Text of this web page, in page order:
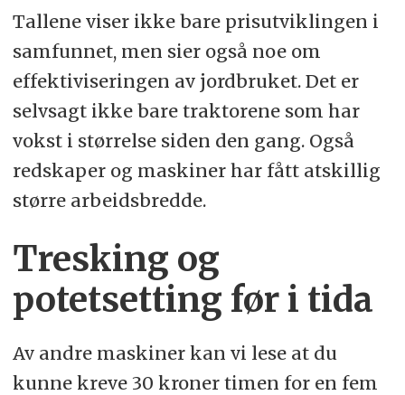
Tallene viser ikke bare prisutviklingen i
samfunnet, men sier også noe om
effektiviseringen av jordbruket. Det er
selvsagt ikke bare traktorene som har
vokst i størrelse siden den gang. Også
redskaper og maskiner har fått atskillig
større arbeidsbredde.
Tresking og
potetsetting før i tida
Av andre maskiner kan vi lese at du
kunne kreve 30 kroner timen for en fem